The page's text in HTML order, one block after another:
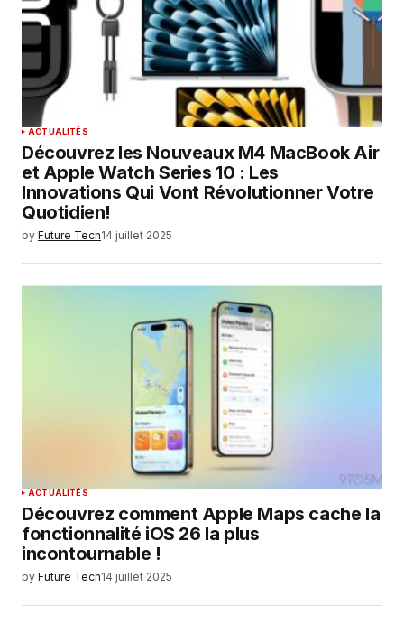
ACTUALITÉS
Découvrez les Nouveaux M4 MacBook Air
et Apple Watch Series 10 : Les
Innovations Qui Vont Révolutionner Votre
Quotidien!
by Future Tech14 juillet 2025
ACTUALITÉS
Découvrez comment Apple Maps cache la
fonctionnalité iOS 26 la plus
incontournable !
by Future Tech14 juillet 2025